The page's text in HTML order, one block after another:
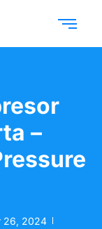
–
26, 2024